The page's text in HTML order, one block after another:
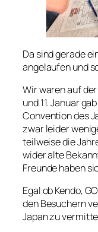
Da sind gerade
angelaufen und
Wir waren auf
und 11. Januar
Convention des
zwar leider
teilweise die
wider alte
Freunde haben
Egal ob Kendo,
den Besuchern
Japan zu